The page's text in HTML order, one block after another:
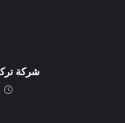
شركة تركيب